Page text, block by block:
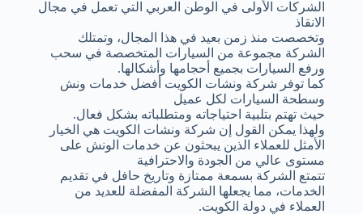
الشركات الأولى في الوطن العربي التي تعمل في مجال
الانقاذ
وتخصصت منذ زمن بعيد في هذا المجال، وتمتلك
الشركة مجموعة من السيارات المتخصصة في سحب
ورفع السيارات بجميع أحجامها وأشكالها.
كما توفر شركة ونشات الكويت أفضل خدمات ونش
وسطحة السيارات لكل عميل
حيث تهتم بتلبية احتياجاته ومتطلباته بشكل فعال.
ولهذا يمكن القول إن شركة ونشات الكويت هي الخيار
الأمثل للعملاء الذين يبحثون عن خدمات الونش على
مستوى عالي من الجودة والاحترافية
تتمتع الشركة بسمعة ممتازة وتاريخ حافل في تقديم
الخدمات، مما يجعلها الشركة المفضلة للعديد من
العملاء في دولة الكويت.